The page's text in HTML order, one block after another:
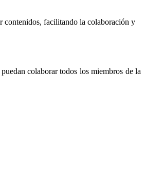
contenidos, facilitando la colaboración y
colaborar todos los miembros de la